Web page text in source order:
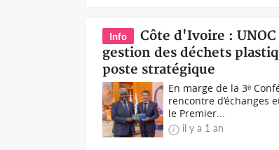
Info
Côte d'Ivoire :
gestion des déchets
poste stratégique
En marge de la 3ᵉ
rencontre d’échanges
le Premier...
il y a 1 an